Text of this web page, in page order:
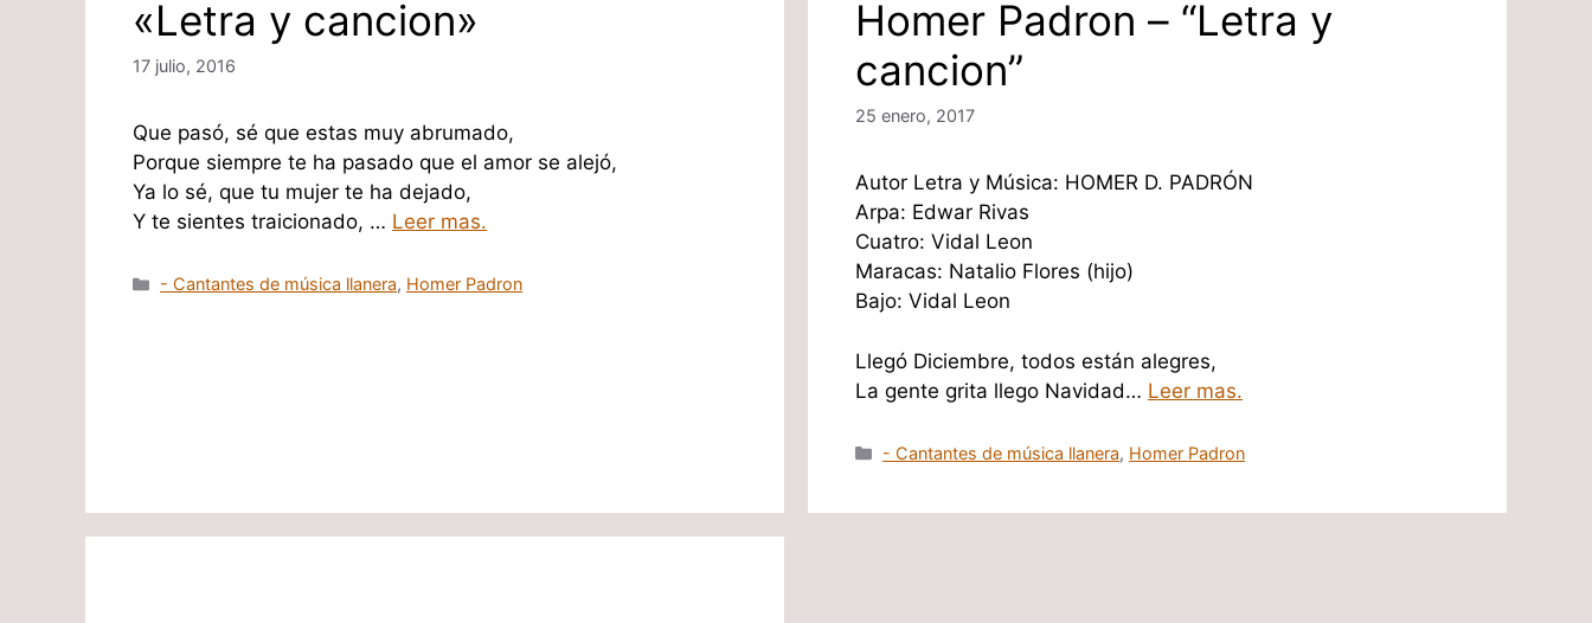
«Letra y cancion»
17 julio, 2016
Que pasó, sé que estas muy abrumado,
Porque siempre te ha pasado que el amor se alejó,
Ya lo sé, que tu mujer te ha dejado,
Y te sientes traicionado, … Leer mas.
Categorías
- Cantantes de música llanera, Homer Padron
Homer Padron – “Letra y
cancion”
25 enero, 2017
Autor Letra y Música: HOMER D. PADRÓN
Arpa: Edwar Rivas
Cuatro: Vidal Leon
Maracas: Natalio Flores (hijo)
Bajo: Vidal Leon
Llegó Diciembre, todos están alegres,
La gente grita llego Navidad… Leer mas.
Categorías
- Cantantes de música llanera, Homer Padron